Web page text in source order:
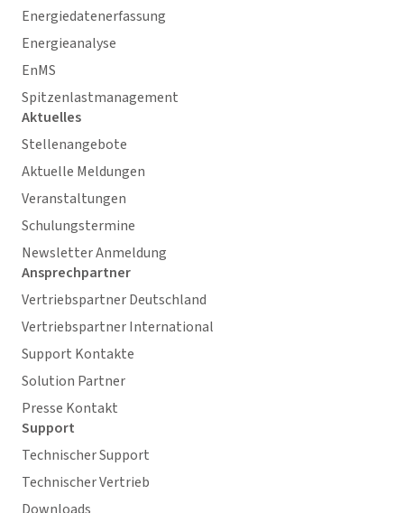
Energiedatenerfassung
Energieanalyse
EnMS
Spitzenlastmanagement
Aktuelles
Stellenangebote
Aktuelle Meldungen
Veranstaltungen
Schulungstermine
Newsletter Anmeldung
Ansprechpartner
Vertriebspartner Deutschland
Vertriebspartner International
Support Kontakte
Solution Partner
Presse Kontakt
Support
Technischer Support
Technischer Vertrieb